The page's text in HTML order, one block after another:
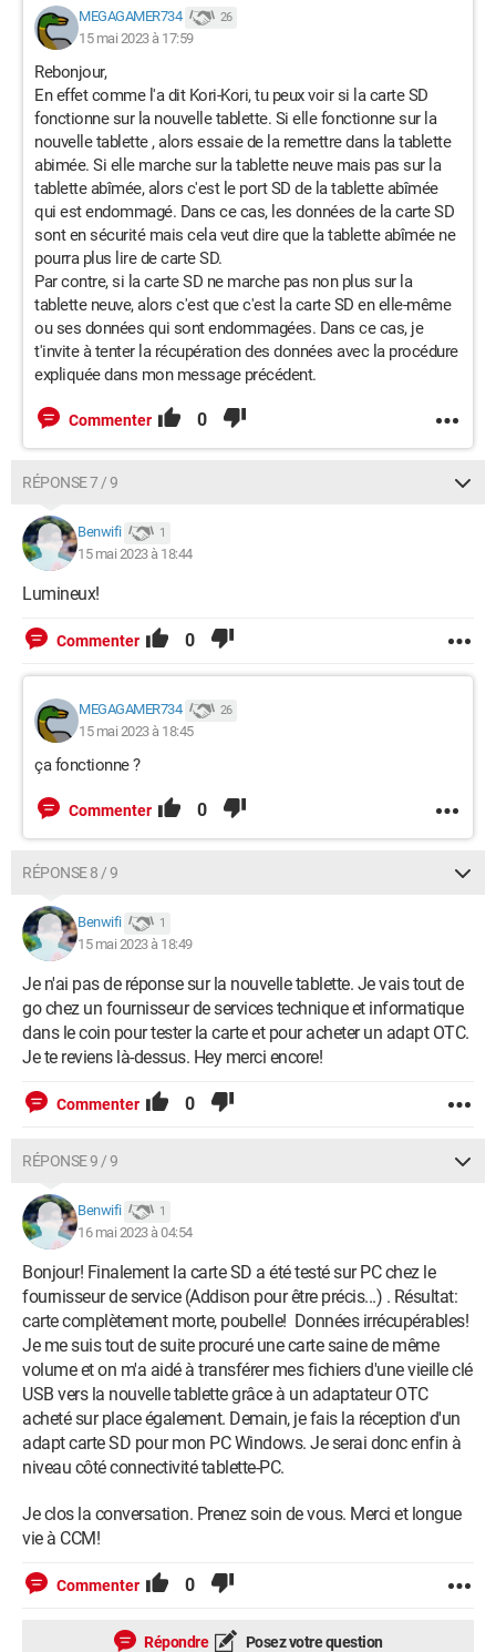
MEGAGAMER734 26
15 mai 2023 à 17:59
Rebonjour,
En effet comme l'a dit Kori-Kori, tu peux voir si la carte SD
fonctionne sur la nouvelle tablette. Si elle fonctionne sur la
nouvelle tablette , alors essaie de la remettre dans la tablette
abimée. Si elle marche sur la tablette neuve mais pas sur la
tablette abîmée, alors c'est le port SD de la tablette abîmée
qui est endommagé. Dans ce cas, les données de la carte SD
sont en sécurité mais cela veut dire que la tablette abîmée ne
pourra plus lire de carte SD.
Par contre, si la carte SD ne marche pas non plus sur la
tablette neuve, alors c'est que c'est la carte SD en elle-même
ou ses données qui sont endommagées. Dans ce cas, je
t'invite à tenter la récupération des données avec la procédure
expliquée dans mon message précédent.
Commenter 0
RÉPONSE 7 / 9
Benwifi 1
15 mai 2023 à 18:44
Lumineux!
Commenter 0
MEGAGAMER734 26
15 mai 2023 à 18:45
ça fonctionne ?
Commenter 0
RÉPONSE 8 / 9
Benwifi 1
15 mai 2023 à 18:49
Je n'ai pas de réponse sur la nouvelle tablette. Je vais tout de
go chez un fournisseur de services technique et informatique
dans le coin pour tester la carte et pour acheter un adapt OTC.
Je te reviens là-dessus. Hey merci encore!
Commenter 0
RÉPONSE 9 / 9
Benwifi 1
16 mai 2023 à 04:54
Bonjour! Finalement la carte SD a été testé sur PC chez le
fournisseur de service (Addison pour être précis...) . Résultat:
carte complètement morte, poubelle! Données irrécupérables!
Je me suis tout de suite procuré une carte saine de même
volume et on m'a aidé à transférer mes fichiers d'une vieille clé
USB vers la nouvelle tablette grâce à un adaptateur OTC
acheté sur place également. Demain, je fais la réception d'un
adapt carte SD pour mon PC Windows. Je serai donc enfin à
niveau côté connectivité tablette-PC.
Je clos la conversation. Prenez soin de vous. Merci et longue
vie à CCM!
Commenter 0
Répondre Posez votre question